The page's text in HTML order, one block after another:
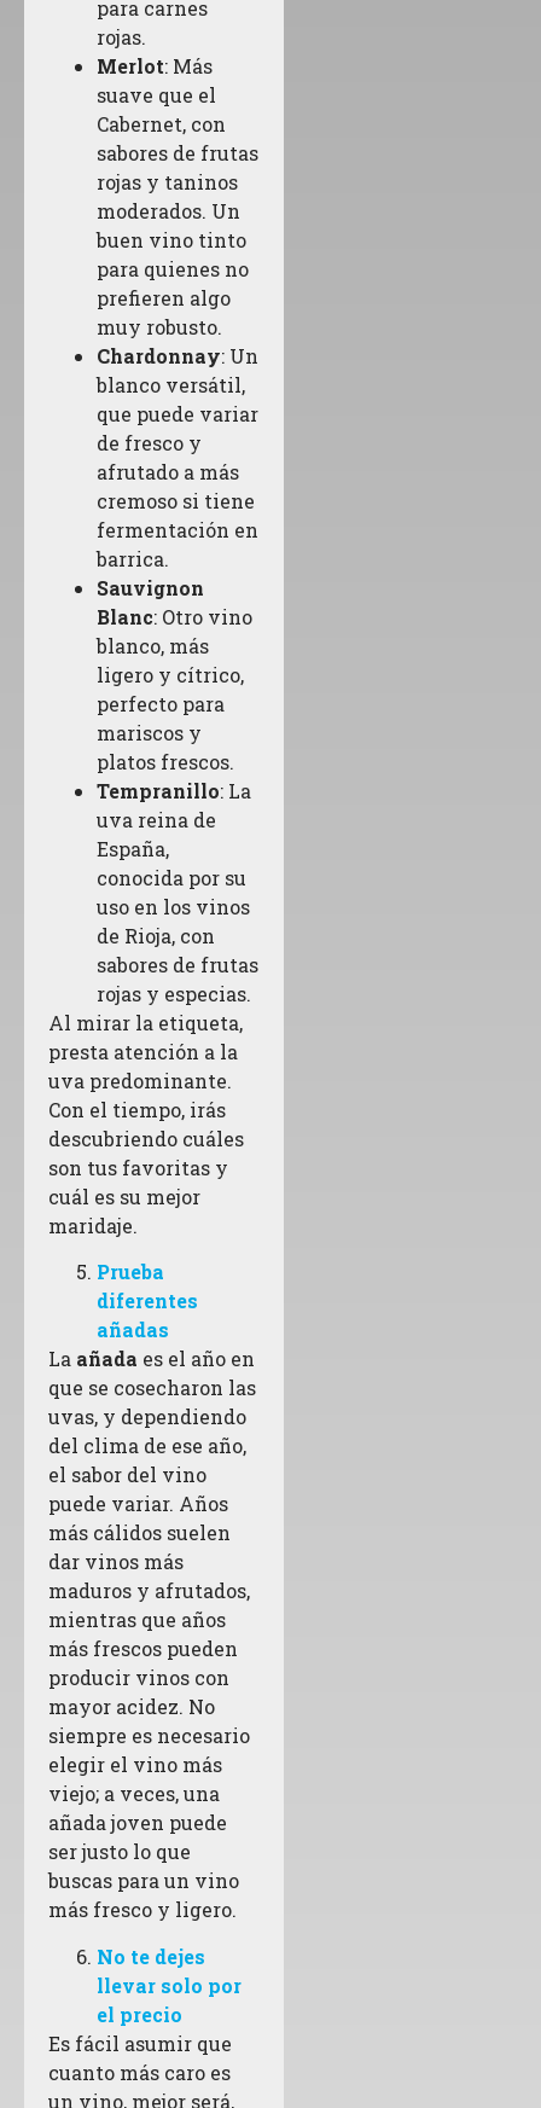
para carnes
rojas.
Merlot: Más
suave que el
Cabernet, con
sabores de frutas
rojas y taninos
moderados. Un
buen vino tinto
para quienes no
prefieren algo
muy robusto.
Chardonnay: Un
blanco versátil,
que puede variar
de fresco y
afrutado a más
cremoso si tiene
fermentación en
barrica.
Sauvignon
Blanc: Otro vino
blanco, más
ligero y cítrico,
perfecto para
mariscos y
platos frescos.
Tempranillo: La
uva reina de
España,
conocida por su
uso en los vinos
de Rioja, con
sabores de frutas
rojas y especias.
Al mirar la etiqueta,
presta atención a la
uva predominante.
Con el tiempo, irás
descubriendo cuáles
son tus favoritas y
cuál es su mejor
maridaje.
Prueba
diferentes
añadas
La añada es el año en
que se cosecharon las
uvas, y dependiendo
del clima de ese año,
el sabor del vino
puede variar. Años
más cálidos suelen
dar vinos más
maduros y afrutados,
mientras que años
más frescos pueden
producir vinos con
mayor acidez. No
siempre es necesario
elegir el vino más
viejo; a veces, una
añada joven puede
ser justo lo que
buscas para un vino
más fresco y ligero.
No te dejes
llevar solo por
el precio
Es fácil asumir que
cuanto más caro es
un vino, mejor será,